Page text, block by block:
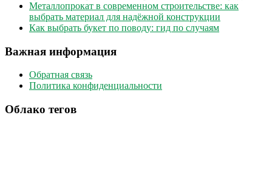
Металлопрокат в современном строительстве: как
выбрать материал для надёжной конструкции
Как выбрать букет по поводу: гид по случаям
Важная информация
Обратная связь
Политика конфиденциальности
Облако тегов